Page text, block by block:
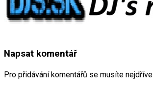
Napsat komentář
Pro přidávání komentářů se musíte nejdříve